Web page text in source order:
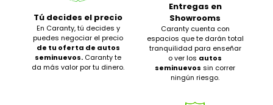
Tú decides el precio
En Caranty, tú decides y
puedes negociar el precio
de tu oferta de autos
seminuevos. Caranty te
da más valor por tu dinero.
Entregas en
Showrooms
Caranty cuenta con
espacios que te darán total
tranquilidad para enseñar
o ver los autos
seminuevos sin correr
ningún riesgo.